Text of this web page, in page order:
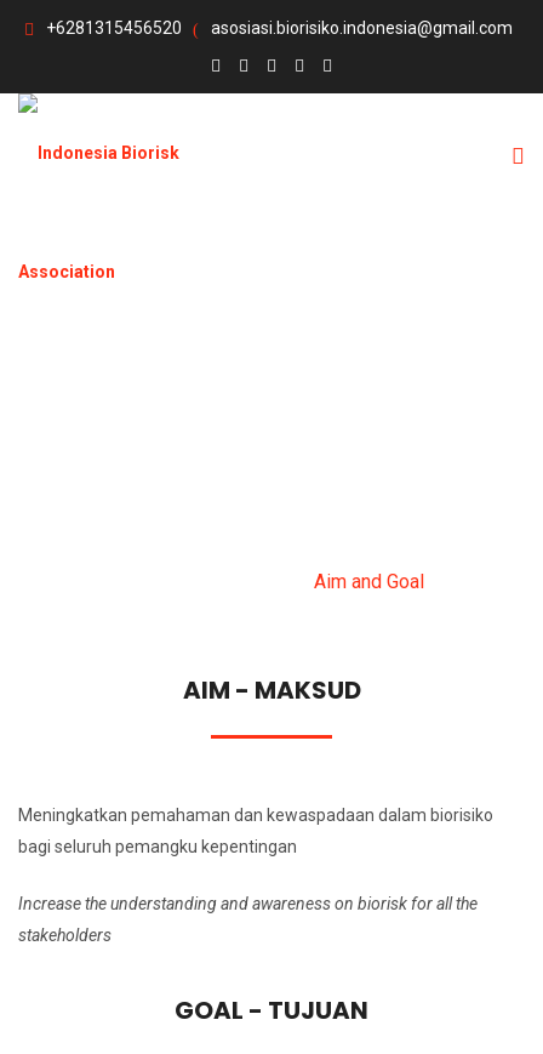
+6281315456520 asosiasi.biorisiko.indonesia@gmail.com
Aim and Goal
AIM - MAKSUD
Meningkatkan pemahaman dan kewaspadaan dalam biorisiko
bagi seluruh pemangku kepentingan
Increase the understanding and awareness on biorisk for all the
stakeholders
GOAL - TUJUAN